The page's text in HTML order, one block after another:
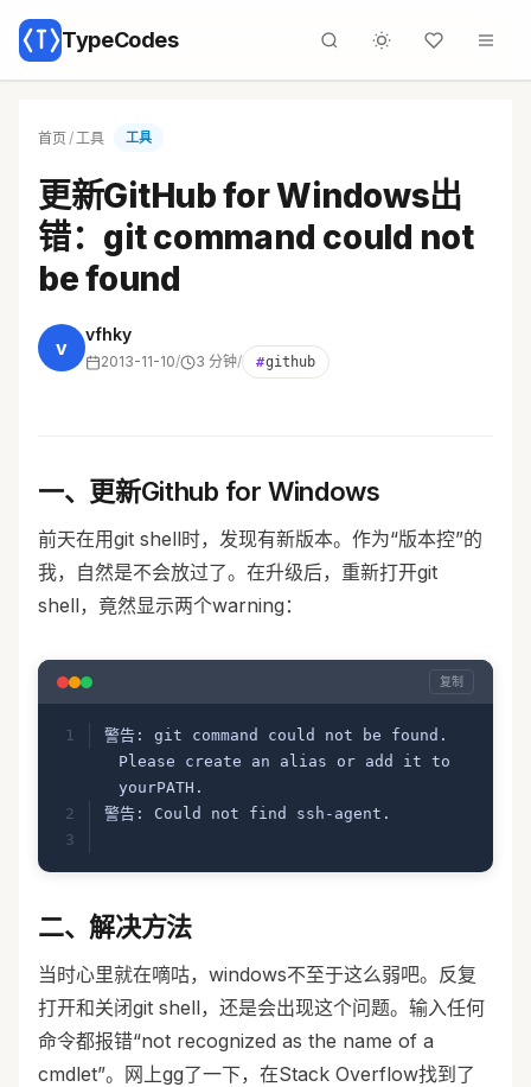
TypeCodes
首页 / 工具 工具
更新GitHub for Windows出
错：git command could not
be found
v
vfhky
2013-11-10/ 3 分钟/ #github
一、更新Github for Windows
前天在用git shell时，发现有新版本。作为“版本控”的
我，自然是不会放过了。在升级后，重新打开git
shell，竟然显示两个warning：
复制
警告: git command could not be found.
Please create an alias or add it to
yourPATH.
警告: Could not find ssh-agent.
二、解决方法
当时心里就在嘀咕，windows不至于这么弱吧。反复
打开和关闭git shell，还是会出现这个问题。输入任何
命令都报错“not recognized as the name of a
cmdlet”。网上gg了一下，在Stack Overflow找到了